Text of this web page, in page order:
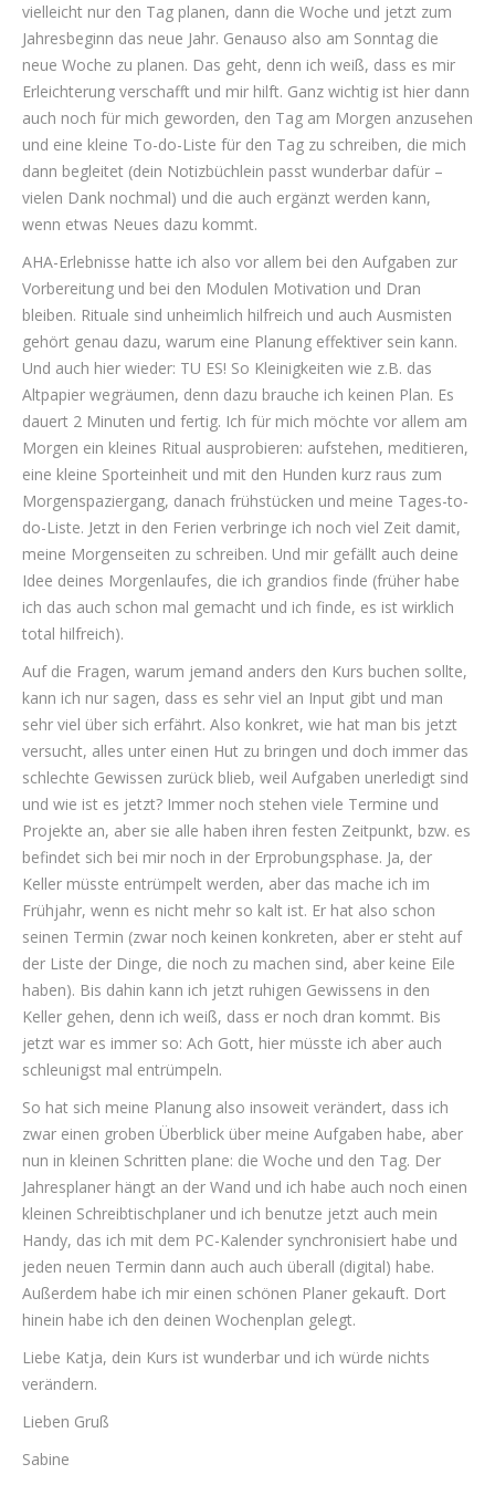
vielleicht nur den Tag planen, dann die Woche und jetzt zum
Jahresbeginn das neue Jahr. Genauso also am Sonntag die
neue Woche zu planen. Das geht, denn ich weiß, dass es mir
Erleichterung verschafft und mir hilft. Ganz wichtig ist hier dann
auch noch für mich geworden, den Tag am Morgen anzusehen
und eine kleine To-do-Liste für den Tag zu schreiben, die mich
dann begleitet (dein Notizbüchlein passt wunderbar dafür –
vielen Dank nochmal) und die auch ergänzt werden kann,
wenn etwas Neues dazu kommt.
AHA-Erlebnisse hatte ich also vor allem bei den Aufgaben zur
Vorbereitung und bei den Modulen Motivation und Dran
bleiben. Rituale sind unheimlich hilfreich und auch Ausmisten
gehört genau dazu, warum eine Planung effektiver sein kann.
Und auch hier wieder: TU ES! So Kleinigkeiten wie z.B. das
Altpapier wegräumen, denn dazu brauche ich keinen Plan. Es
dauert 2 Minuten und fertig. Ich für mich möchte vor allem am
Morgen ein kleines Ritual ausprobieren: aufstehen, meditieren,
eine kleine Sporteinheit und mit den Hunden kurz raus zum
Morgenspaziergang, danach frühstücken und meine Tages-to-
do-Liste. Jetzt in den Ferien verbringe ich noch viel Zeit damit,
meine Morgenseiten zu schreiben. Und mir gefällt auch deine
Idee deines Morgenlaufes, die ich grandios finde (früher habe
ich das auch schon mal gemacht und ich finde, es ist wirklich
total hilfreich).
Auf die Fragen, warum jemand anders den Kurs buchen sollte,
kann ich nur sagen, dass es sehr viel an Input gibt und man
sehr viel über sich erfährt. Also konkret, wie hat man bis jetzt
versucht, alles unter einen Hut zu bringen und doch immer das
schlechte Gewissen zurück blieb, weil Aufgaben unerledigt sind
und wie ist es jetzt? Immer noch stehen viele Termine und
Projekte an, aber sie alle haben ihren festen Zeitpunkt, bzw. es
befindet sich bei mir noch in der Erprobungsphase. Ja, der
Keller müsste entrümpelt werden, aber das mache ich im
Frühjahr, wenn es nicht mehr so kalt ist. Er hat also schon
seinen Termin (zwar noch keinen konkreten, aber er steht auf
der Liste der Dinge, die noch zu machen sind, aber keine Eile
haben). Bis dahin kann ich jetzt ruhigen Gewissens in den
Keller gehen, denn ich weiß, dass er noch dran kommt. Bis
jetzt war es immer so: Ach Gott, hier müsste ich aber auch
schleunigst mal entrümpeln.
So hat sich meine Planung also insoweit verändert, dass ich
zwar einen groben Überblick über meine Aufgaben habe, aber
nun in kleinen Schritten plane: die Woche und den Tag. Der
Jahresplaner hängt an der Wand und ich habe auch noch einen
kleinen Schreibtischplaner und ich benutze jetzt auch mein
Handy, das ich mit dem PC-Kalender synchronisiert habe und
jeden neuen Termin dann auch auch überall (digital) habe.
Außerdem habe ich mir einen schönen Planer gekauft. Dort
hinein habe ich den deinen Wochenplan gelegt.
Liebe Katja, dein Kurs ist wunderbar und ich würde nichts
verändern.
Lieben Gruß
Sabine